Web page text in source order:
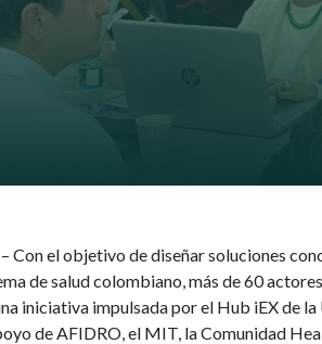
– Con el objetivo de diseñar soluciones
de salud colombiano, más de 60
iniciativa impulsada por el Hub iEX de
de AFIDRO, el MIT, la Comunidad